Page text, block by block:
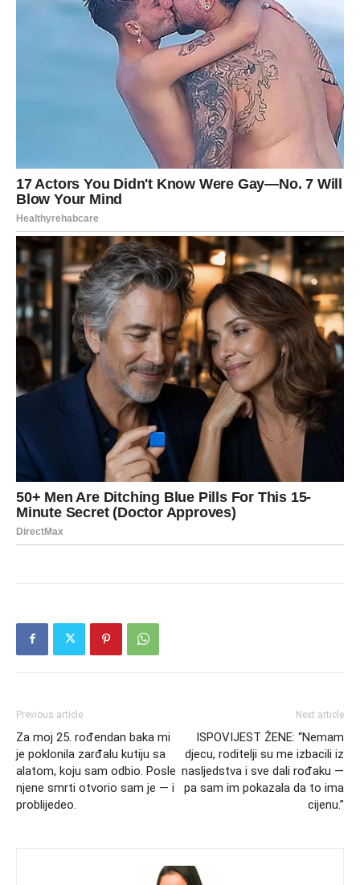
Previous article
Za moj 25. rođendan baka mi
je poklonila zarđalu kutiju sa
alatom, koju sam odbio. Posle
njene smrti otvorio sam je — i
problijedeo.
Next article
ISPOVIJEST ŽENE: “Nemam
djecu, roditelji su me izbacili iz
nasljedstva i sve dali rođaku —
pa sam im pokazala da to ima
cijenu.”